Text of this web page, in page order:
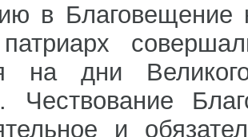
в Благовещение
на дни
Чествование
и